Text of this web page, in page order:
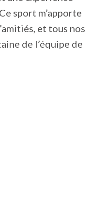
sport m’apporte
et tous nos
de l’équipe de